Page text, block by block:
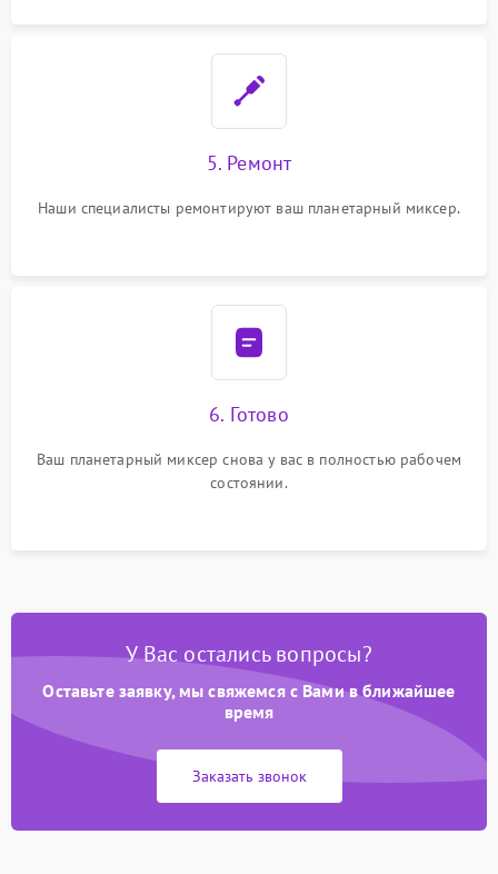
5. Ремонт
Наши специалисты ремонтируют ваш планетарный миксер.
6. Готово
Ваш планетарный миксер снова у вас в полностью рабочем
состоянии.
У Вас остались вопросы?
Оставьте заявку, мы свяжемся с Вами в ближайшее
время
Заказать звонок